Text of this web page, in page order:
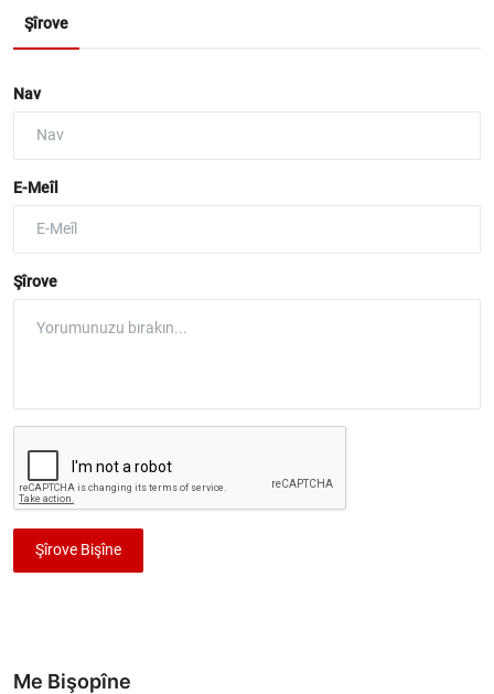
Şîrove
Nav
E-Meîl
Şîrove
Şîrove Bişîne
Me Bişopîne